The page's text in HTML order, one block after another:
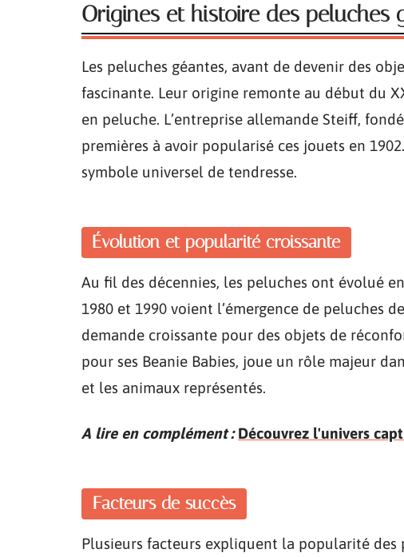
Origines et histoire des peluches
Les peluches géantes, avant de devenir des
fascinante. Leur origine remonte au début du
en peluche. L’entreprise allemande Steiff,
premières à avoir popularisé ces jouets en
symbole universel de tendresse.
Évolution et popularité croissante
Au fil des décennies, les peluches ont évolué
1980 et 1990 voient l’émergence de peluches
demande croissante pour des objets de
pour ses Beanie Babies, joue un rôle majeur
et les animaux représentés.
A lire en complément : Découvrez l'univers
Facteurs de succès
Plusieurs facteurs expliquent la popularité des